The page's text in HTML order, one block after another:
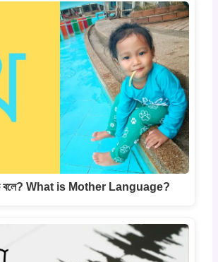
বলে? What is Mother Language?